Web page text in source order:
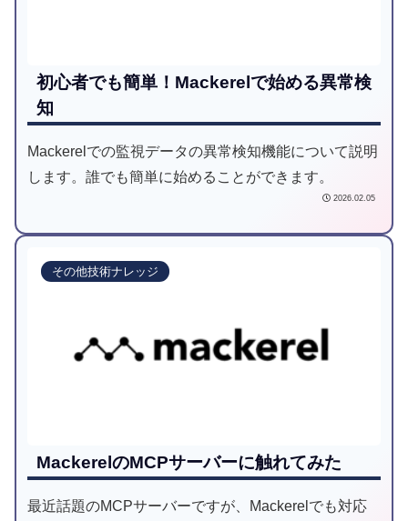
初心者でも簡単！Mackerelで始める異常検
知
Mackerelでの監視データの異常検知機能について説明
します。誰でも簡単に始めることができます。
2026.02.05
その他技術ナレッジ
MackerelのMCPサーバーに触れてみた
最近話題のMCPサーバーですが、Mackerelでも対応